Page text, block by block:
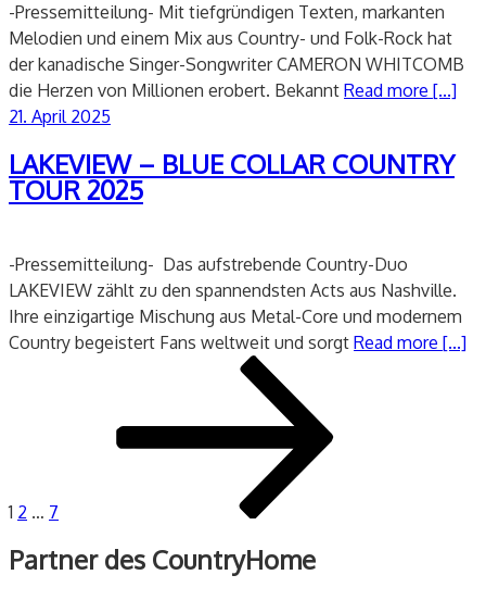
-Pressemitteilung- Mit tiefgründigen Texten, markanten
Melodien und einem Mix aus Country- und Folk-Rock hat
der kanadische Singer-Songwriter CAMERON WHITCOMB
die Herzen von Millionen erobert. Bekannt Read more [...]
Veröffentlicht
21. April 2025
LAKEVIEW – BLUE COLLAR COUNTRY
TOUR 2025
-Pressemitteilung- Das aufstrebende Country-Duo
LAKEVIEW zählt zu den spannendsten Acts aus Nashville.
Ihre einzigartige Mischung aus Metal-Core und modernem
Country begeistert Fans weltweit und sorgt Read more [...]
Seitennummerierung
1 2 … 7
Partner des CountryHome